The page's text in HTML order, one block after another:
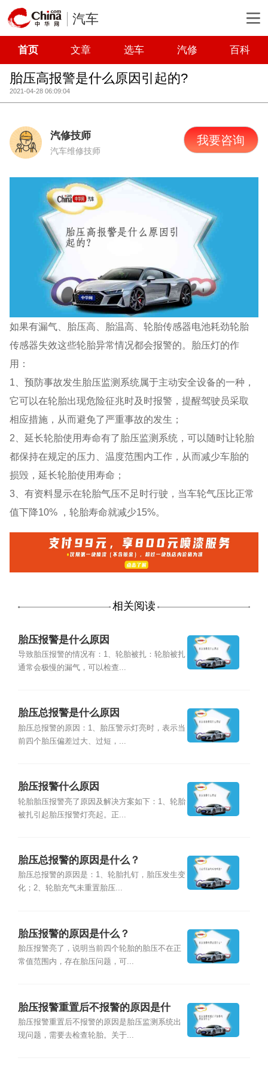
汽车
首页 文章 选车 汽修 百科
胎压高报警是什么原因引起的?
2021-04-28 06:09:04
汽修技师
汽车维修技师
我要咨询
如果有漏气、胎压高、胎温高、轮胎传感器电池耗劲轮胎
传感器失效这些轮胎异常情况都会报警的。胎压灯的作
用：
1、预防事故发生胎压监测系统属于主动安全设备的一种，
它可以在轮胎出现危险征兆时及时报警，提醒驾驶员采取
相应措施，从而避免了严重事故的发生；
2、延长轮胎使用寿命有了胎压监测系统，可以随时让轮胎
都保持在规定的压力、温度范围内工作，从而减少车胎的
损毁，延长轮胎使用寿命；
3、有资料显示在轮胎气压不足时行驶，当车轮气压比正常
值下降10% ，轮胎寿命就减少15%。
相关阅读
胎压报警是什么原因
导致胎压报警的情况有：1、轮胎被扎：轮胎被扎
通常会极慢的漏气，可以检查...
胎压总报警是什么原因
胎压总报警的原因：1、胎压警示灯亮时，表示当
前四个胎压偏差过大、过短，...
胎压报警什么原因
轮胎胎压报警亮了原因及解决方案如下：1、轮胎
被扎引起胎压报警灯亮起。正...
胎压总报警的原因是什么？
胎压总报警的原因是：1、轮胎扎钉，胎压发生变
化；2、轮胎充气未重置胎压...
胎压报警的原因是什么？
胎压报警亮了，说明当前四个轮胎的胎压不在正
常值范围内，存在胎压问题，可...
胎压报警重置后不报警的原因是什
么？
胎压报警重置后不报警的原因是胎压监测系统出
现问题，需要去检查轮胎。关于...